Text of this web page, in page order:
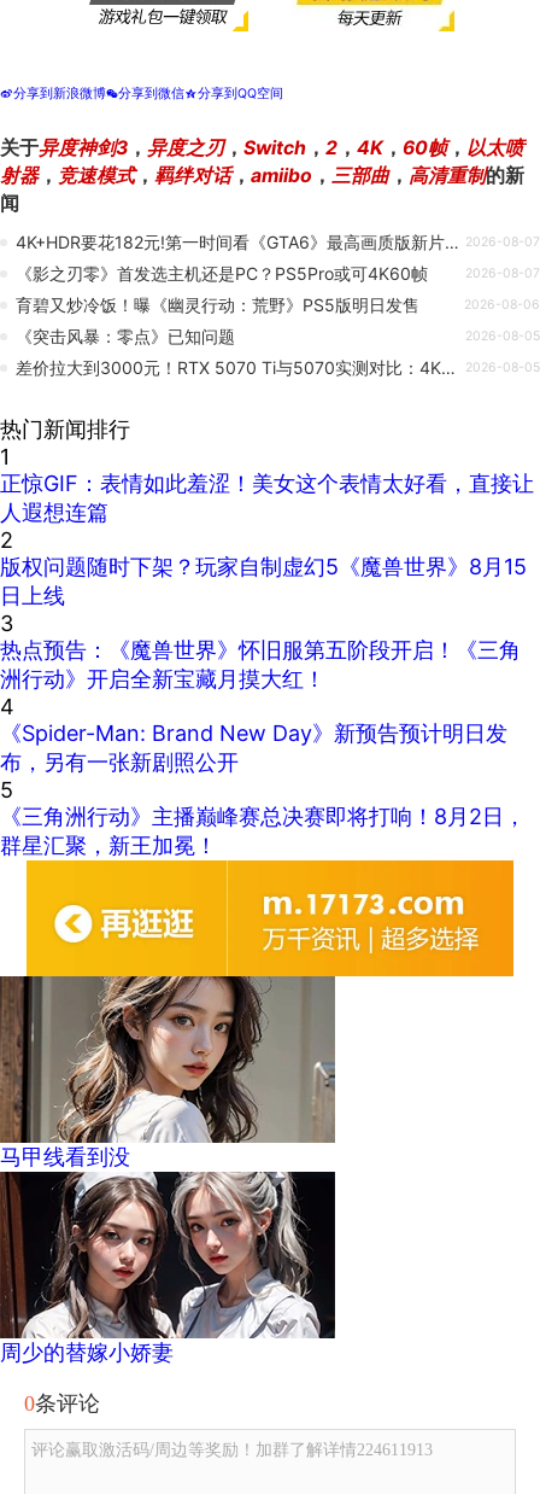
t分享到新浪微博w分享到微信z分享到QQ空间
关于异度神剑3 ， 异度之刃， Switch ， 2 ， 4K， 60帧， 以太喷
射器， 竞速模式， 羁绊对话， amiibo ， 三部曲， 高清重制的新
闻
4K+HDR要花182元!第一时间看《GTA6》最高画质版新片成本太大 2026-08-07
《影之刃零》首发选主机还是PC？PS5Pro或可4K60帧 2026-08-07
育碧又炒冷饭！曝《幽灵行动：荒野》PS5版明日发售 2026-08-06
《突击风暴：零点》已知问题 2026-08-05
差价拉大到3000元！RTX 5070 Ti与5070实测对比：4K性能强出26% 2026-08-05
热门新闻排行
1
正惊GIF：表情如此羞涩！美女这个表情太好看，直接让
人遐想连篇
2
版权问题随时下架？玩家自制虚幻5《魔兽世界》8月15
日上线
3
热点预告：《魔兽世界》怀旧服第五阶段开启！《三角
洲行动》开启全新宝藏月摸大红！
4
《Spider-Man: Brand New Day》新预告预计明日发
布，另有一张新剧照公开
5
《三角洲行动》主播巅峰赛总决赛即将打响！8月2日，
群星汇聚，新王加冕！
马甲线看到没
周少的替嫁小娇妻
0条评论
评论赢取激活码/周边等奖励！加群了解详情224611913